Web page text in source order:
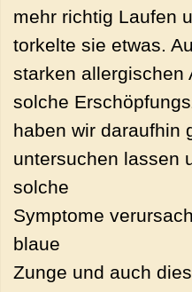
mehr richtig Laufen
torkelte sie etwas.
starken allergischen
solche
haben wir daraufhin
untersuchen lassen
solche
Symptome
blaue
Zunge und auch